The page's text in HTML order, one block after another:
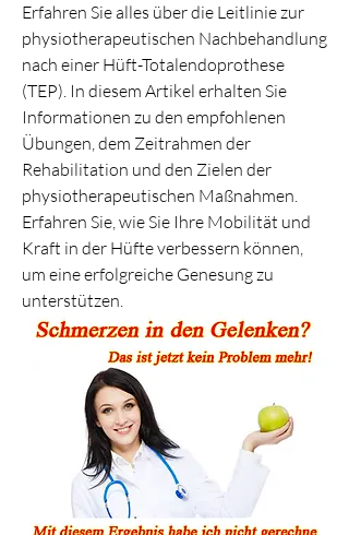
Erfahren Sie alles über die Leitlinie zur
physiotherapeutischen Nachbehandlung
nach einer Hüft-Totalendoprothese
(TEP). In diesem Artikel erhalten Sie
Informationen zu den empfohlenen
Übungen, dem Zeitrahmen der
Rehabilitation und den Zielen der
physiotherapeutischen Maßnahmen.
Erfahren Sie, wie Sie Ihre Mobilität und
Kraft in der Hüfte verbessern können,
um eine erfolgreiche Genesung zu
unterstützen.